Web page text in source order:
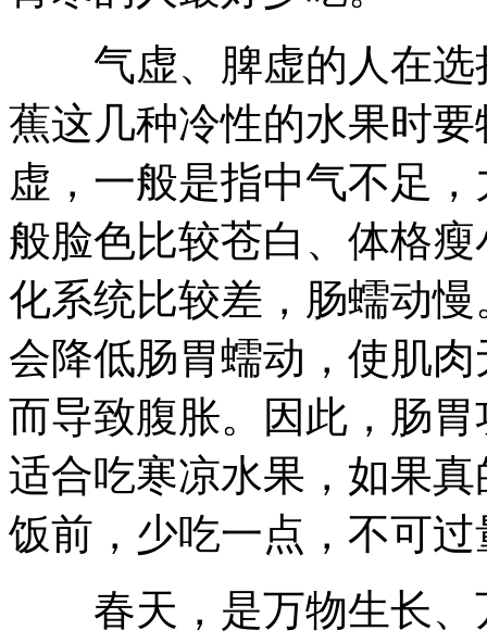
气虚、脾虚的人在选
蕉这几种冷性的水果时
虚，一般是指中气不足
般脸色比较苍白、体格
化系统比较差，肠蠕动
会降低肠胃蠕动，使肌
而导致腹胀。因此，肠
适合吃寒凉水果，如果
饭前，少吃一点，不可过
春天，是万物生长、